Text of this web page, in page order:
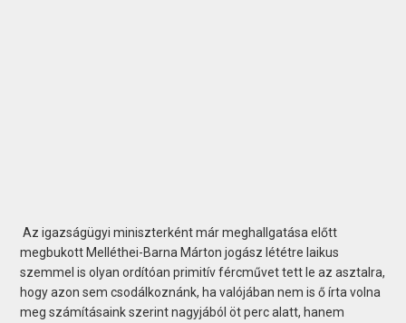
Az igazságügyi miniszterként már meghallgatása előtt
megbukott Melléthei-Barna Márton jogász lététre laikus
szemmel is olyan ordítóan primitív fércművet tett le az asztalra,
hogy azon sem csodálkoznánk, ha valójában nem is ő írta volna
meg számításaink szerint nagyjából öt perc alatt, hanem